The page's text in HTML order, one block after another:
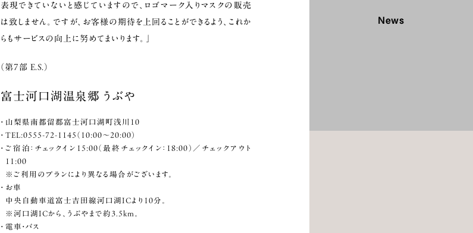
News
表現できていないと感じていますので、ロゴマーク入りマスクの販売
は致しません。ですが、お客様の期待を上回ることができるよう、これか
らもサービスの向上に努めてまいります。」
（第7部 E.S.）
富士河口湖温泉郷 うぶや
山梨県南都留郡富士河口湖町浅川10
TEL:0555-72-1145（10:00～20:00）
ご宿泊：チェックイン15:00（最終チェックイン：18:00）／チェックアウト
11:00
※ご利用のプランにより異なる場合がございます。
お車
中央自動車道富士吉田線河口湖ICより10分。
※河口湖ICから、うぶやまで約3.5km。
電車・バス